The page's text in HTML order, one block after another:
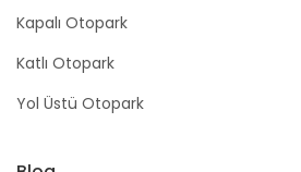
Kapalı Otopark
Katlı Otopark
Yol Üstü Otopark